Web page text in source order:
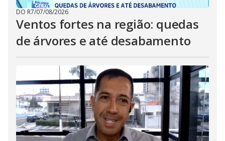
DO R7/07/08/2026
Ventos fortes na região: quedas
de árvores e até desabamento